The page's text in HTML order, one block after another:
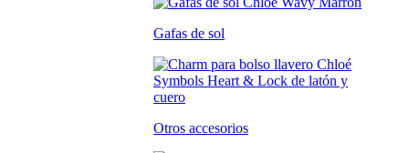
Gafas de sol
Otros accesorios